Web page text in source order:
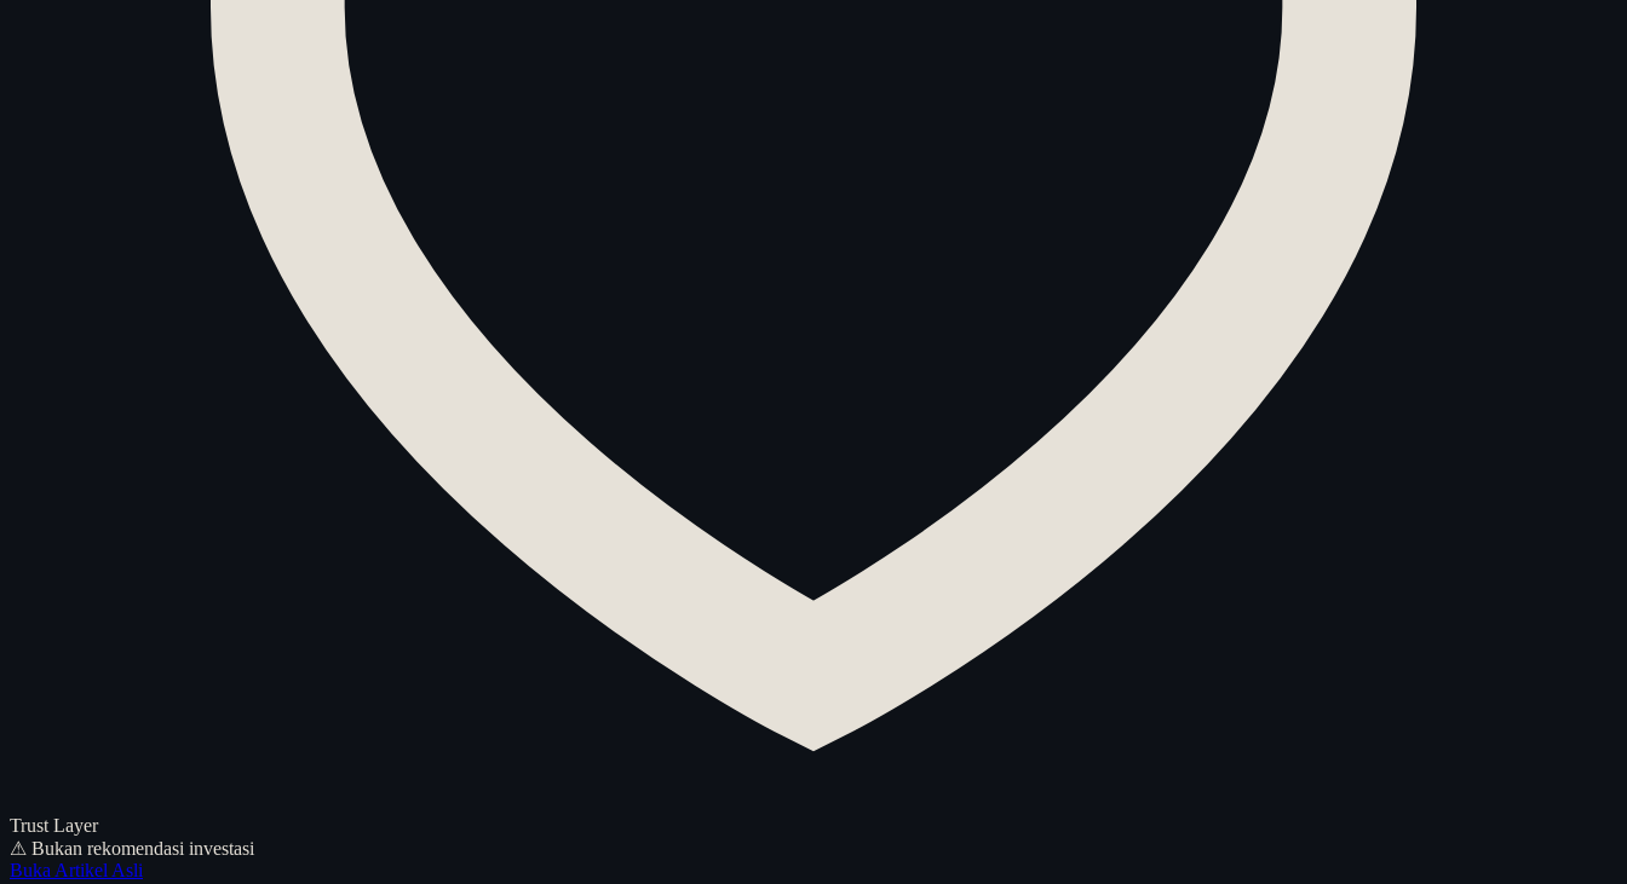
Trust Layer
⚠ Bukan rekomendasi investasi
Buka Artikel Asli